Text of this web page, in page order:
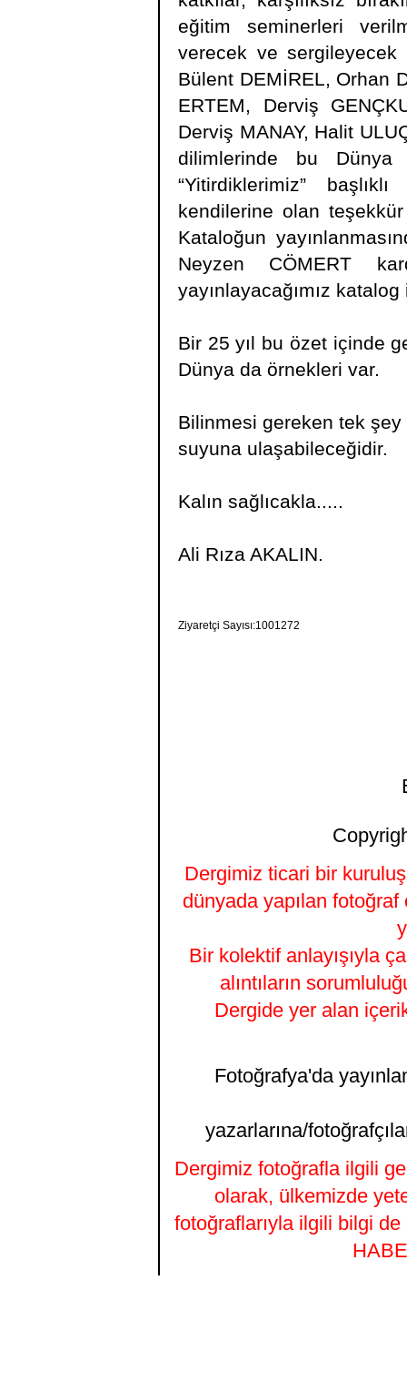
eğitim seminerleri
verecek ve sergileyecek
Bülent DEMİREL, Orhan
ERTEM, Derviş
Derviş MANAY, Halit
dilimlerinde bu Dünya
“Yitirdiklerimiz”
kendilerine olan
Kataloğun
Neyzen CÖMERT
yayınlayacağımız
Bir 25 yıl bu özet içinde
Dünya da örnekleri var.
Bilinmesi gereken tek
suyuna ulaşabileceğidir.
Kalın sağlıcakla.....
Ali Rıza AKALIN.
Ziyaretçi Sayısı:1001272
Dergimiz ticari bir kuruluş
dünyada yapılan fotoğraf
Bir kolektif anlayışıyla
alıntıların
Dergide yer alan
Fotoğrafya'da
yazarlarına/
Dergimiz fotoğrafla ilgili
olarak, ülkemizde
fotoğraflarıyla ilgili bilgi